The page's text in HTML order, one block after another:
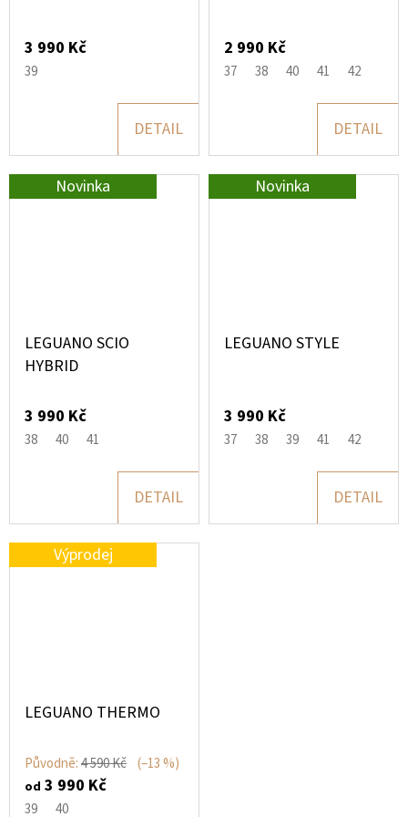
3 990 Kč
39
DETAIL
2 990 Kč
37 38 40 41 42
DETAIL
Novinka
LEGUANO SCIO
HYBRID
3 990 Kč
38 40 41
DETAIL
Novinka
LEGUANO STYLE
3 990 Kč
37 38 39 41 42
DETAIL
Výprodej
LEGUANO THERMO
Původně:4 590 Kč (–13 %)
od 3 990 Kč
39 40